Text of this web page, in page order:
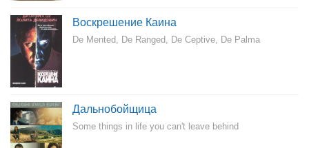
Воскрешение Каина
De Mented, De Ranged, De Ceptive, De Palma
Дальнобойщица
Some things in life you can't leave behind